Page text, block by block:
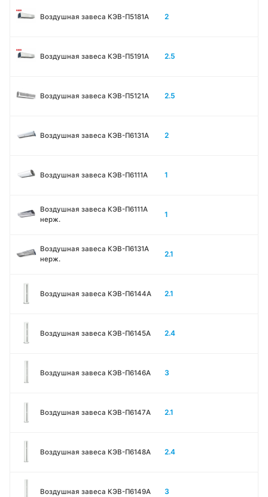
Воздушная завеса КЭВ-П5181А 2
Воздушная завеса КЭВ-П5191А 2.5
Воздушная завеса КЭВ-П5121А 2.5
Воздушная завеса КЭВ-П6131A 2
Воздушная завеса КЭВ-П6111A 1
Воздушная завеса КЭВ-П6111A
нерж.
1
Воздушная завеса КЭВ-П6131A
нерж.
2.1
Воздушная завеса КЭВ-П6144A 2.1
Воздушная завеса КЭВ-П6145A 2.4
Воздушная завеса КЭВ-П6146A 3
Воздушная завеса КЭВ-П6147A 2.1
Воздушная завеса КЭВ-П6148A 2.4
Воздушная завеса КЭВ-П6149A 3